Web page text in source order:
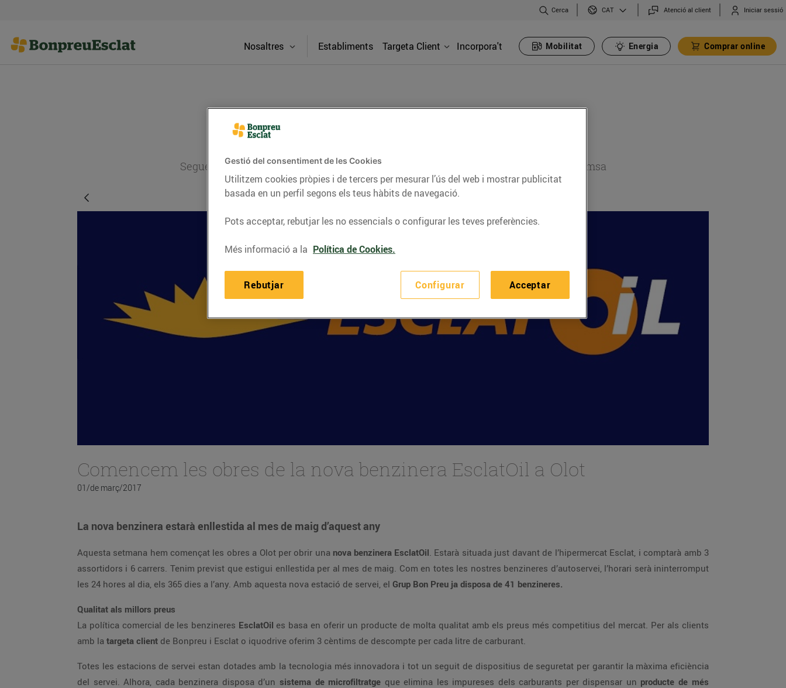
Cerca CAT Atenció al client Iniciar sessió
Nosaltres Establiments Targeta Client Incorpora't Mobilitat Energia Comprar online
PREMSA
Segueix l'actualitat dels supermercats Bonpreu i Esclat a través de la secció de premsa
Comencem les obres de la nova benzinera EsclatOil a Olot
01/de març/2017
La nova benzinera estarà enllestida al mes de maig d’aquest any
Aquesta setmana hem començat les obres a Olot per obrir una nova benzinera EsclatOil. Estarà situada just davant de l’hipermercat Esclat, i comptarà amb 3
assortidors i 6 carrers. Tenim previst que estigui enllestida per al mes de maig. Com en totes les nostres benzineres d’autoservei, l’horari serà ininterromput
les 24 hores al dia, els 365 dies a l’any. Amb aquesta nova estació de servei, el Grup Bon Preu ja disposa de 41 benzineres.
Qualitat als millors preus
La política comercial de les benzineres EsclatOil es basa en oferir un producte de molta qualitat amb els preus més competitius del mercat. Per als clients
amb la targeta client de Bonpreu i Esclat o iquodrive oferim 3 cèntims de descompte per cada litre de carburant.
Totes les estacions de servei estan dotades amb la tecnologia més innovadora i tot un seguit de dispositius de seguretat per garantir la màxima eficiència
del servei. Alhora, cada benzinera disposa d’un sistema de microfiltratge que elimina les impureses dels carburants per dispensar un producte de més
Gestió del consentiment de les Cookies
Utilitzem cookies pròpies i de tercers per mesurar l’ús del web i mostrar publicitat
basada en un perfil segons els teus hàbits de navegació.
Pots acceptar, rebutjar les no essencials o configurar les teves preferències.
Més informació a la Política de Cookies.
Configurar
Rebutjar Acceptar